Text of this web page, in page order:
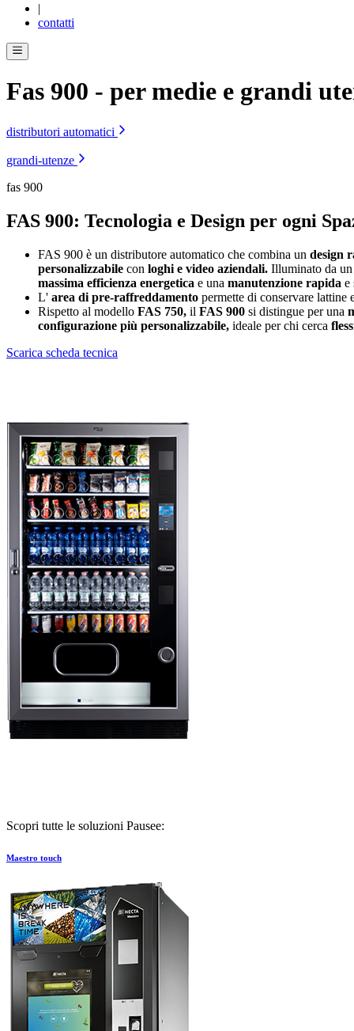
|
contatti
Fas 900 - per medie e grandi
distributori automatici
grandi-utenze
fas 900
FAS 900: Tecnologia e Design per ogni
FAS 900 è un distributore automatico che combina un design
personalizzabile con loghi e video aziendali. Illuminato da un
massima efficienza energetica e una manutenzione rapida e
L' area di pre-raffreddamento permette di conservare lattine
Rispetto al modello FAS 750, il FAS 900 si distingue per una
configurazione più personalizzabile, ideale per chi cerca
Scarica scheda tecnica
Scopri tutte le soluzioni Pausee:
Maestro touch